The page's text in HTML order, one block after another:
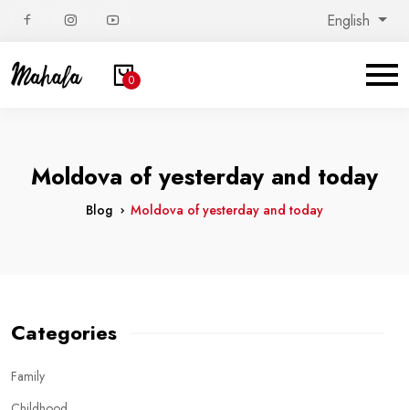
English
0
Moldova of yesterday and today
Blog Moldova of yesterday and today
Categories
Family